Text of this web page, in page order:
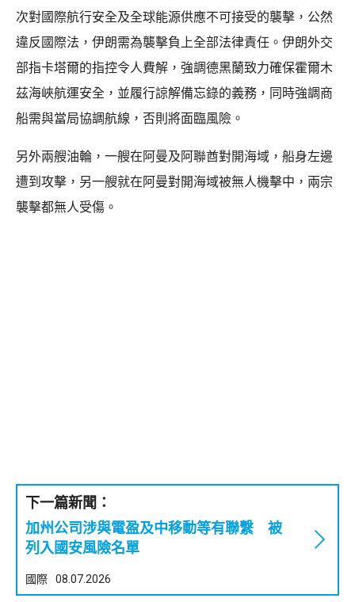
次對國際航行安全及全球能源供應不可接受的襲擊，公然
違反國際法，伊朗需為襲擊負上全部法律責任。伊朗外交
部指卡塔爾的指控令人費解，強調德黑蘭致力確保霍爾木
茲海峽航運安全，並履行諒解備忘錄的義務，同時強調商
船需與當局協調航線，否則將面臨風險。
另外兩艘油輪，一艘在阿曼及阿聯酋對開海域，船身左邊
遭到攻擊，另一艘就在阿曼對開海域被無人機擊中，兩宗
襲擊都無人受傷。
下一篇新聞：
加州公司涉與電盈及中移動等有聯繫 被
列入國安風險名單
國際 08.07.2026